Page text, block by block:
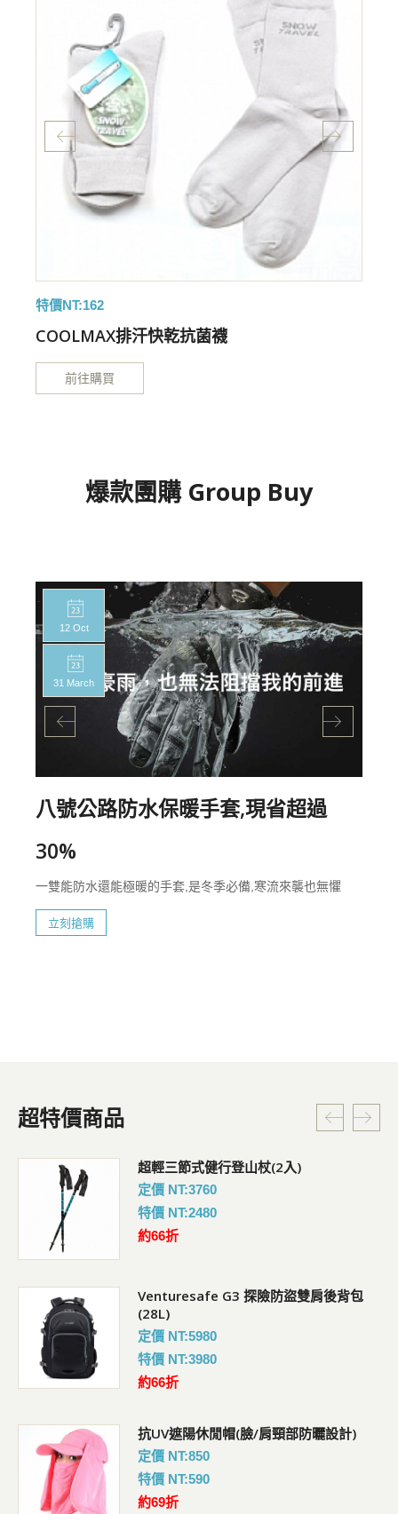
特價NT:162
COOLMAX排汗快乾抗菌襪
前往購買
爆款團購 Group Buy
12 Oct
31 March
八號公路防水保暖手套,現省超過
30%
一雙能防水還能極暖的手套,是冬季必備,寒流來襲也無懼
立刻搶購
超特價商品
超輕三節式健行登山杖(2入)
定價 NT:3760
特價 NT:2480
約66折
Venturesafe G3 探險防盜雙肩後背包
(28L)
定價 NT:5980
特價 NT:3980
約66折
抗UV遮陽休閒帽(臉/肩頸部防曬設計)
定價 NT:850
特價 NT:590
約69折